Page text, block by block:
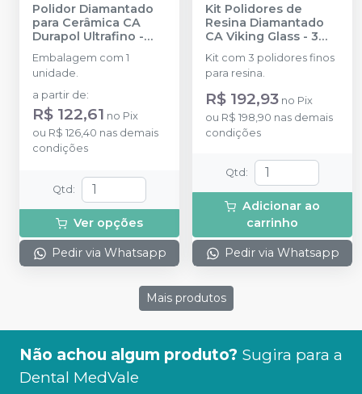
Polidor Diamantado
para Cerâmica CA
Durapol Ultrafino -
AMERICAN BURRS
Embalagem com 1
unidade.
a partir de:
R$ 122,61 no Pix
ou R$ 126,40 nas demais
condições
Qtd :
Ver opções
Pedir via Whatsapp
Kit Polidores de
Resina Diamantado
CA Viking Glass - 3
uni - VG03
- KG
SORENSEN
Kit com 3 polidores finos
para resina.
R$ 192,93 no Pix
ou R$ 198,90 nas demais
condições
Qtd :
Adicionar ao
carrinho
Pedir via Whatsapp
Mais produtos
Não achou algum produto? Sugira para a
Dental MedVale